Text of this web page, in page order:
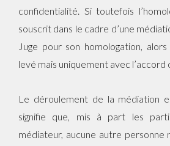
confidentialité. Si toutefois
souscrit dans le cadre d’une
Juge pour son homologation,
levé mais uniquement avec
Le déroulement de la médiation
signifie que, mis à part les
médiateur, aucune autre personne